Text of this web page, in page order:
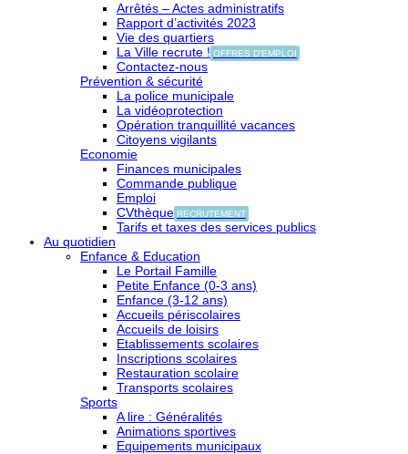
Arrêtés – Actes administratifs
Rapport d’activités 2023
Vie des quartiers
La Ville recrute ! OFFRES D'EMPLOI
Contactez-nous
Prévention & sécurité
La police municipale
La vidéoprotection
Opération tranquillité vacances
Citoyens vigilants
Economie
Finances municipales
Commande publique
Emploi
CVthèque RECRUTEMENT
Tarifs et taxes des services publics
Au quotidien
Enfance & Education
Le Portail Famille
Petite Enfance (0-3 ans)
Enfance (3-12 ans)
Accueils périscolaires
Accueils de loisirs
Etablissements scolaires
Inscriptions scolaires
Restauration scolaire
Transports scolaires
Sports
A lire : Généralités
Animations sportives
Equipements municipaux